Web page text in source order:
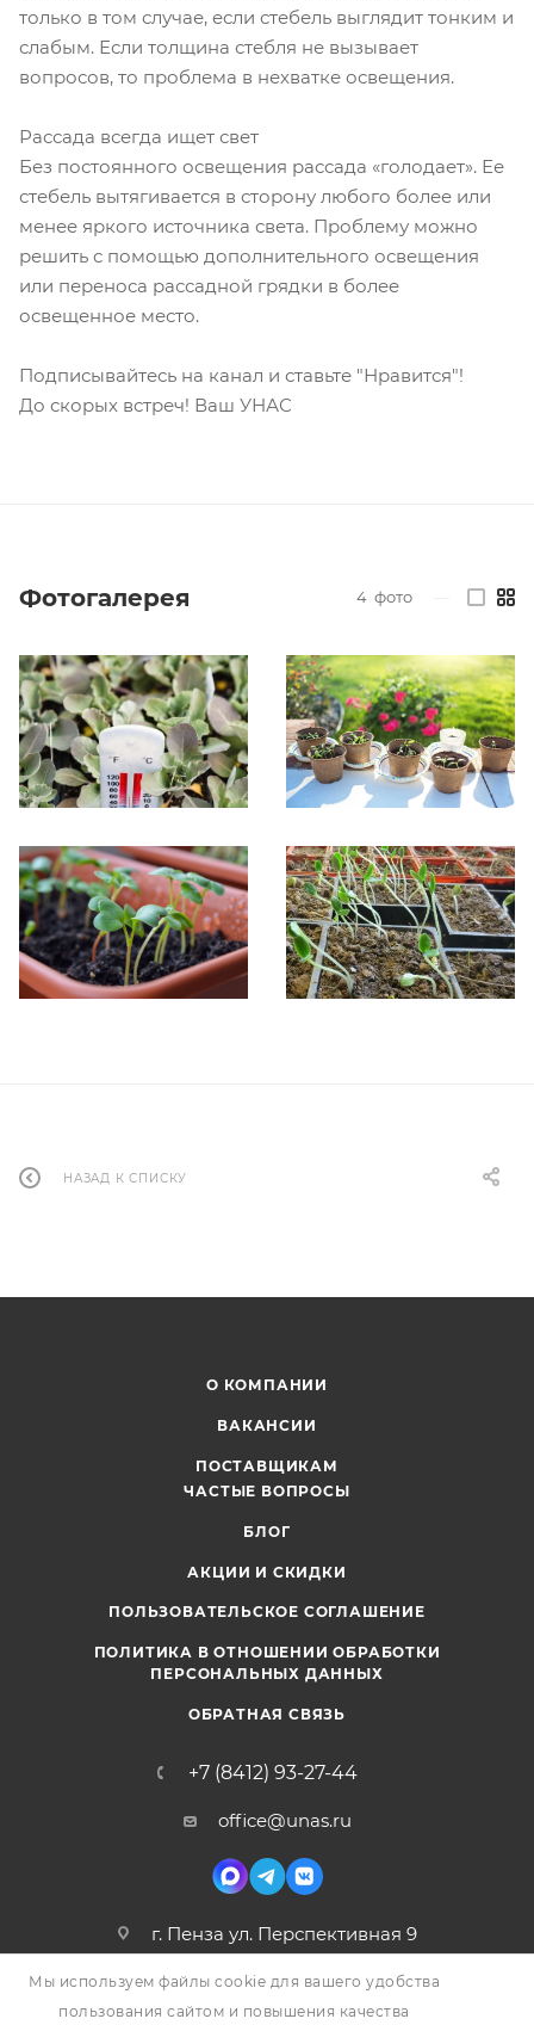
только в том случае, если стебель выглядит тонким и
слабым. Если толщина стебля не вызывает
вопросов, то проблема в нехватке освещения.
Рассада всегда ищет свет
Без постоянного освещения рассада «голодает». Ее
стебель вытягивается в сторону любого более или
менее яркого источника света. Проблему можно
решить с помощью дополнительного освещения
или переноса рассадной грядки в более
освещенное место.
Подписывайтесь на канал и ставьте "Нравится"!
До скорых встреч! Ваш УНАС
Фотогалерея 4 фото
НАЗАД К СПИСКУ
О КОМПАНИИ
ВАКАНСИИ
ПОСТАВЩИКАМ
ЧАСТЫЕ ВОПРОСЫ
БЛОГ
АКЦИИ И СКИДКИ
ПОЛЬЗОВАТЕЛЬСКОЕ СОГЛАШЕНИЕ
ПОЛИТИКА В ОТНОШЕНИИ ОБРАБОТКИ
ПЕРСОНАЛЬНЫХ ДАННЫХ
ОБРАТНАЯ СВЯЗЬ
+7 (8412) 93-27-44
office@unas.ru
г. Пенза ул. Перспективная 9
Мы используем файлы cookie для вашего удобства
пользования сайтом и повышения качества